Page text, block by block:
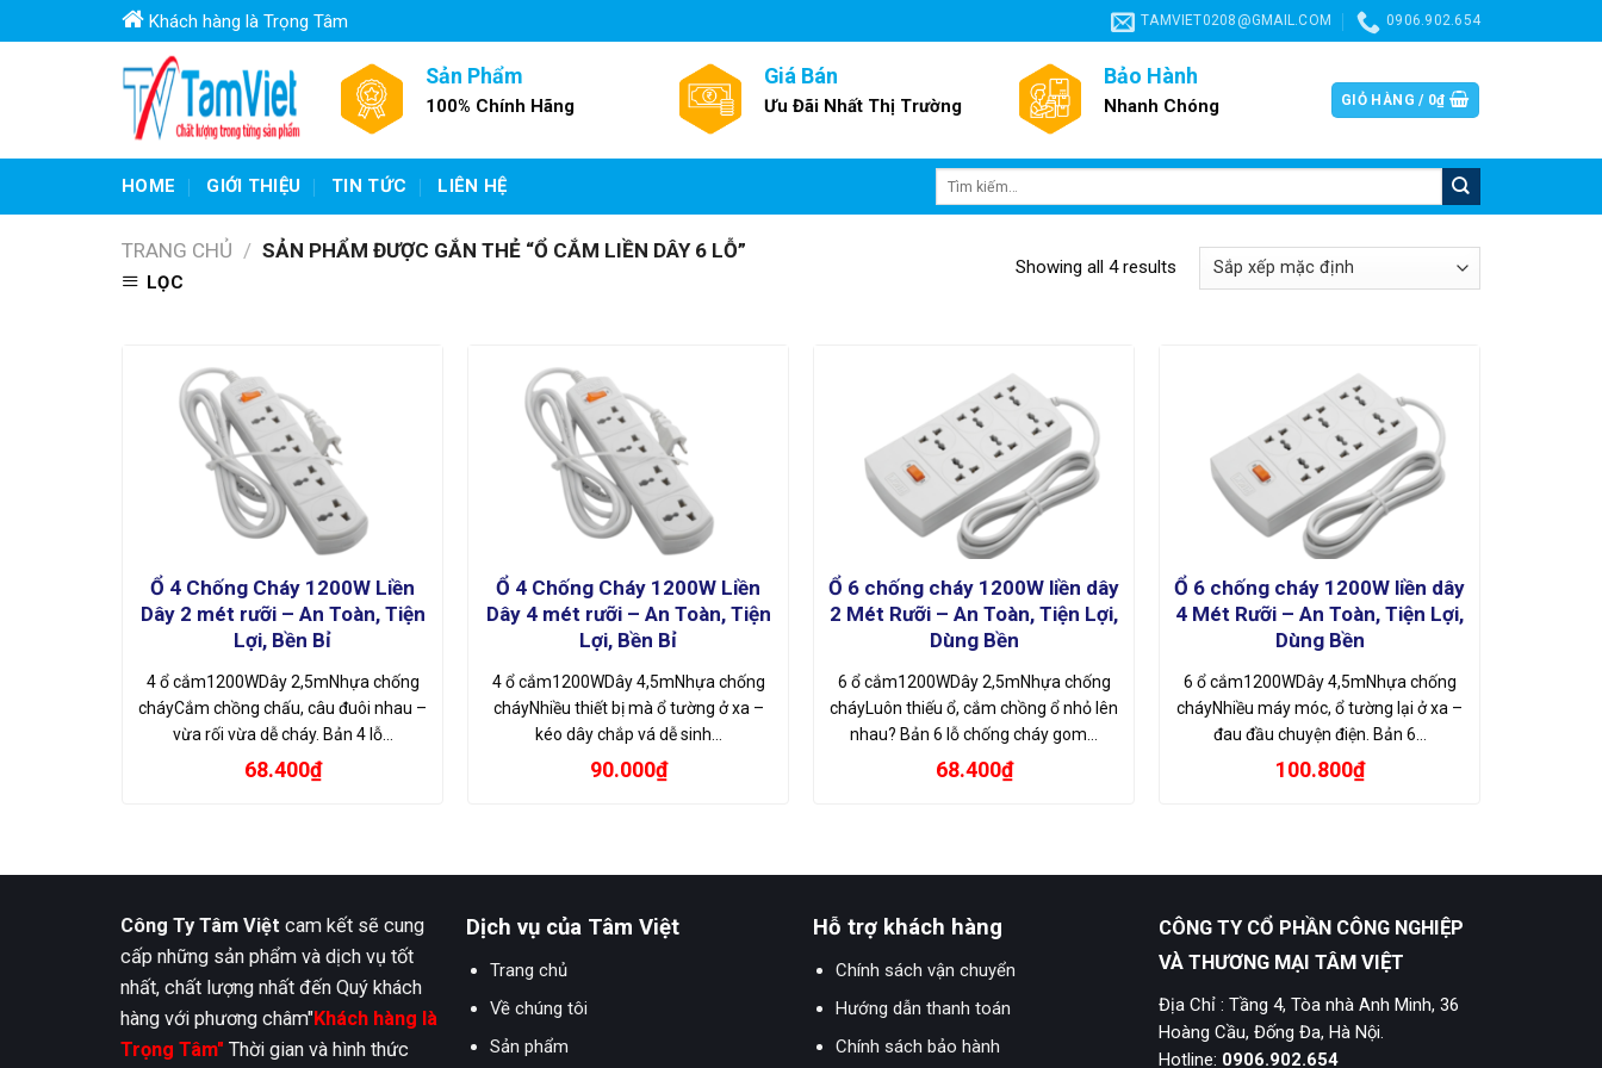
to
Khách hàng là Trọng Tâm TAMVIET0208@GMAIL.COM 0906.902.654
Sản Phẩm
100% Chính Hãng
Giá Bán
Ưu Đãi Nhất Thị Trường
Bảo Hành
Nhanh Chóng GIỎ HÀNG / 0₫
HOME GIỚI THIỆU TIN TỨC LIÊN HỆ
Tìm
TRANG CHỦ / SẢN PHẨM ĐƯỢC GẮN THẺ “Ổ CẮM LIỀN DÂY 6 LỖ”
LỌC
Showing all 4 results
Ổ 4 Chống Cháy 1200W Liền
Dây 2 mét rưỡi – An Toàn, Tiện
Lợi, Bền Bỉ
4 ổ cắm1200WDây 2,5mNhựa chống
cháyCắm chồng chấu, câu đuôi nhau –
vừa rối vừa dễ cháy. Bản 4 lỗ…
68.400₫
Ổ 4 Chống Cháy 1200W Liền
Dây 4 mét rưỡi – An Toàn, Tiện
Lợi, Bền Bỉ
4 ổ cắm1200WDây 4,5mNhựa chống
cháyNhiều thiết bị mà ổ tường ở xa –
kéo dây chắp vá dễ sinh…
90.000₫
Ổ 6 chống cháy 1200W liền dây
2 Mét Rưỡi – An Toàn, Tiện Lợi,
Dùng Bền
6 ổ cắm1200WDây 2,5mNhựa chống
cháyLuôn thiếu ổ, cắm chồng ổ nhỏ lên
nhau? Bản 6 lỗ chống cháy gom…
68.400₫
Ổ 6 chống cháy 1200W liền dây
4 Mét Rưỡi – An Toàn, Tiện Lợi,
Dùng Bền
6 ổ cắm1200WDây 4,5mNhựa chống
cháyNhiều máy móc, ổ tường lại ở xa –
đau đầu chuyện điện. Bản 6…
100.800₫
Công Ty Tâm Việt cam kết sẽ cung
cấp những sản phẩm và dịch vụ tốt
nhất, chất lượng nhất đến Quý khách
hàng với phương châm"Khách hàng là
Trọng Tâm" Thời gian và hình thức
Dịch vụ của Tâm Việt
Trang chủ
Về chúng tôi
Sản phẩm
Hỗ trợ khách hàng
Chính sách vận chuyển
Hướng dẫn thanh toán
Chính sách bảo hành
CÔNG TY CỔ PHẦN CÔNG NGHIỆP
VÀ THƯƠNG MẠI TÂM VIỆT
Địa Chỉ : Tầng 4, Tòa nhà Anh Minh, 36
Hoàng Cầu, Đống Đa, Hà Nội.
Hotline: 0906.902.654